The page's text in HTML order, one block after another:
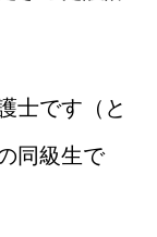
士です（と
同級生で